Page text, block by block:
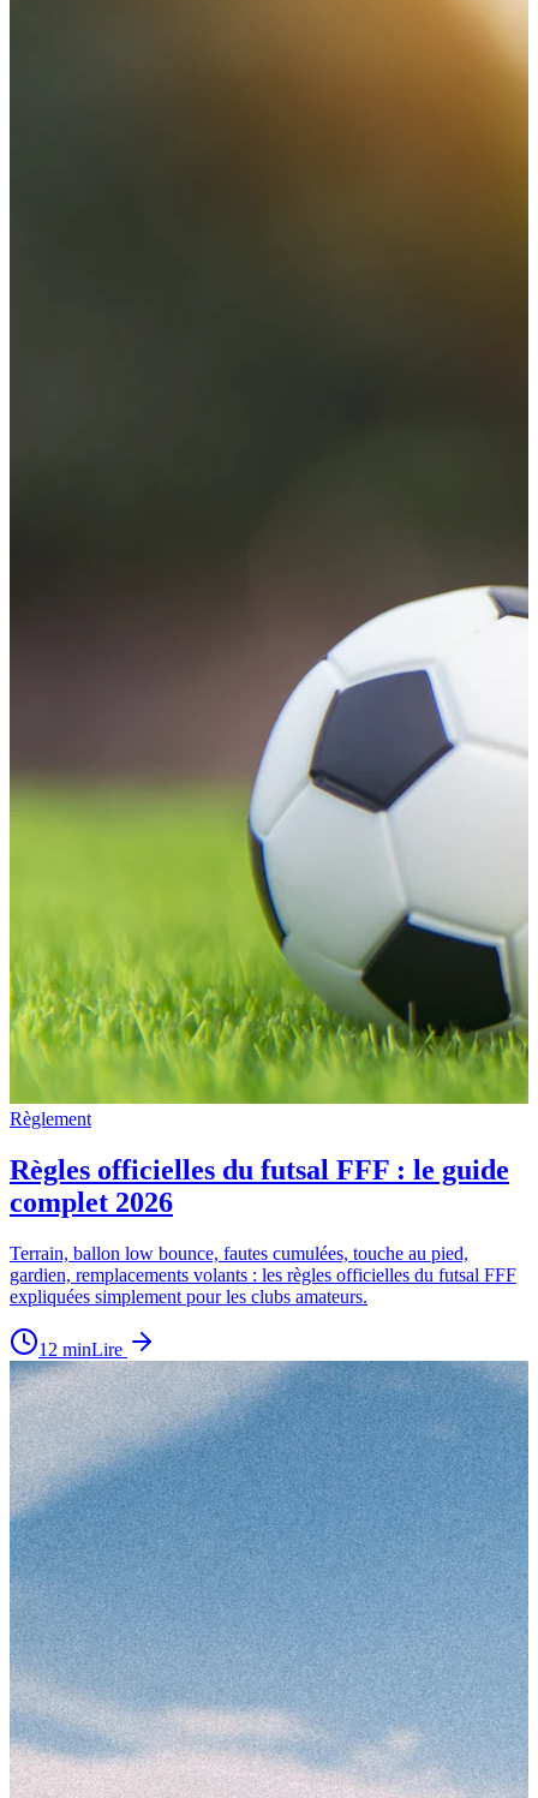
Règlement
Règles officielles du futsal FFF : le guide
complet 2026
Terrain, ballon low bounce, fautes cumulées, touche au pied,
gardien, remplacements volants : les règles officielles du futsal FFF
expliquées simplement pour les clubs amateurs.
12 minLire